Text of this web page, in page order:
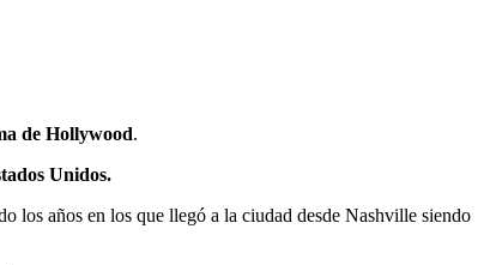
de Hollywood.
Unidos.
los años en los que llegó a la ciudad desde Nashville siendo